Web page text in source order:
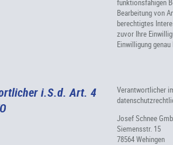
funktionsfähigen
Bearbeitung von
berechtigtes
zuvor Ihre
Einwilligung
i.S.d. Art. 4
Verantwortlicher
Josef Schnee
Siemensstr. 15
78564 Wehingen